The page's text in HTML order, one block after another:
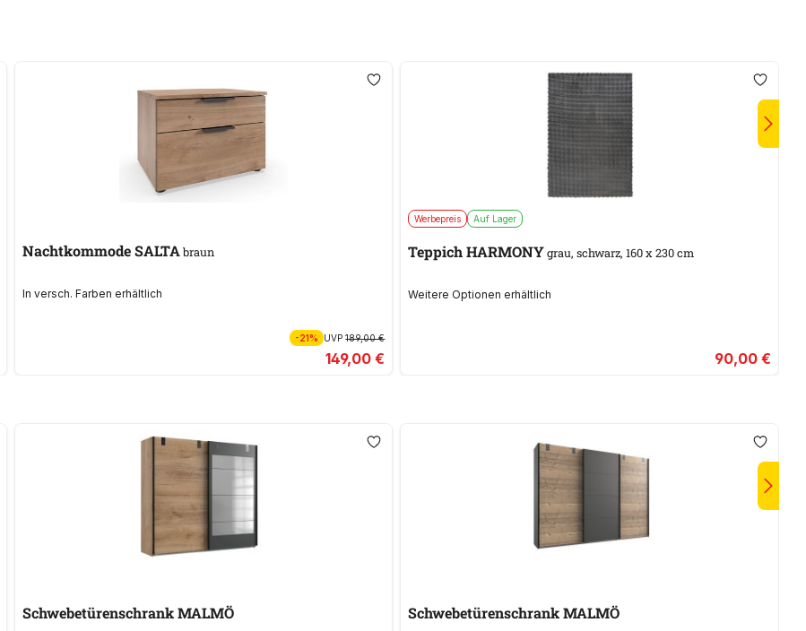
Nachtkommode SALTAbraun
In versch. Farben erhältlich
-21% UVP189,00 €
149,00 €
Werbepreis Auf Lager
Teppich HARMONYgrau, schwarz, 160 x 230 cm
Weitere Optionen erhältlich
90,00 €
Schwebetürenschrank MALMÖ Schwebetürenschrank MALMÖ